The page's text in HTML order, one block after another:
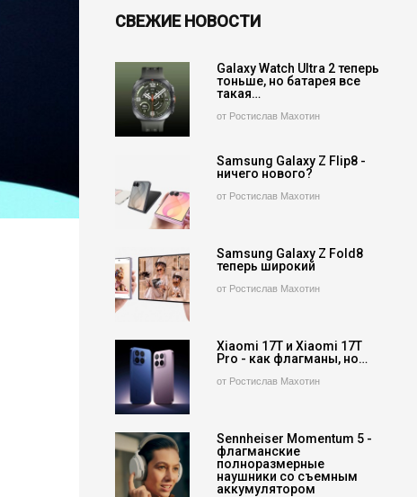
СВЕЖИЕ НОВОСТИ
Galaxy Watch Ultra 2 теперь
тоньше, но батарея все
такая…
от Ростислав Махотин
Samsung Galaxy Z Flip8 -
ничего нового?
от Ростислав Махотин
Samsung Galaxy Z Fold8
теперь широкий
от Ростислав Махотин
Xiaomi 17T и Xiaomi 17T
Pro - как флагманы, но…
от Ростислав Махотин
Sennheiser Momentum 5 -
флагманские
полноразмерные
наушники со съемным
аккумулятором